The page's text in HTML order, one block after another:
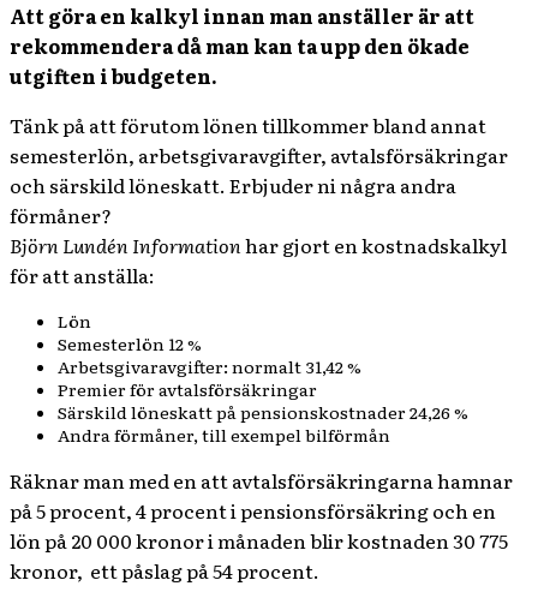
Att göra en kalkyl innan man anställer är att
rekommendera då man kan ta upp den ökade
utgiften i budgeten.
Tänk på att förutom lönen tillkommer bland annat
semesterlön, arbetsgivaravgifter, avtalsförsäkringar
och särskild löneskatt. Erbjuder ni några andra
förmåner?
Björn Lundén Informationhar gjort en kostnadskalkyl
för att anställa:
Lön
Semesterlön 12 %
Arbetsgivaravgifter: normalt 31,42 %
Premier för avtalsförsäkringar
Särskild löneskatt på pensionskostnader 24,26 %
Andra förmåner, till exempel bilförmån
Räknar man med en att avtalsförsäkringarna hamnar
på 5 procent, 4 procent i pensionsförsäkring och en
lön på 20 000 kronor i månaden blir kostnaden 30 775
kronor, ett påslag på 54 procent.